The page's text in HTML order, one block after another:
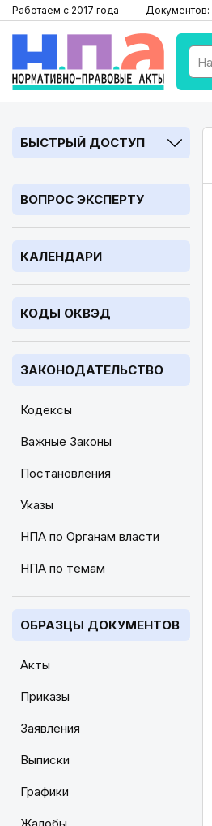
Работаем с 2017 года Документов:
БЫСТРЫЙ ДОСТУП
ВОПРОС ЭКСПЕРТУ
КАЛЕНДАРИ
КОДЫ ОКВЭД
ЗАКОНОДАТЕЛЬСТВО
Кодексы
Важные Законы
Постановления
Указы
НПА по Органам власти
НПА по темам
ОБРАЗЦЫ ДОКУМЕНТОВ
Акты
Приказы
Заявления
Выписки
Графики